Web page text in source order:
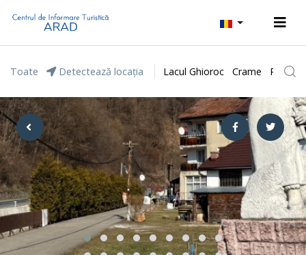
Toate Detectează locația Lacul Ghioroc Crame Parcul